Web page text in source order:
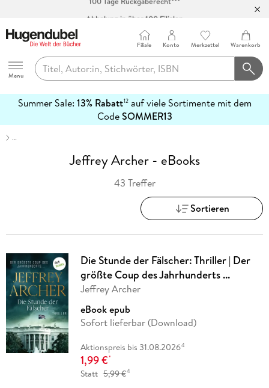
Abholung in über 100 Filialen
Hugendubel
Menu
Filiale Konto Merkzettel Warenkorb
Summer Sale: 13% Rabatt12auf viele Sortimente mit dem
CodeSOMMER13
erfahren
…
Jeffrey Archer - eBooks
43 Treffer
Sortieren
Die Stunde der Fälscher: Thriller | Der
größte Coup des Jahrhunderts ...
Jeffrey Archer
eBook epub
Sofort lieferbar (Download)
Aktionspreis bis 31.08.20264
1,99 €*
Statt 5,99 €4